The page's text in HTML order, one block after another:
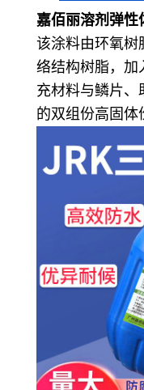
嘉佰丽溶剂弹性
该涂料由环氧树
络结构树脂，加
充材料与鳞片、
的双组份高固体